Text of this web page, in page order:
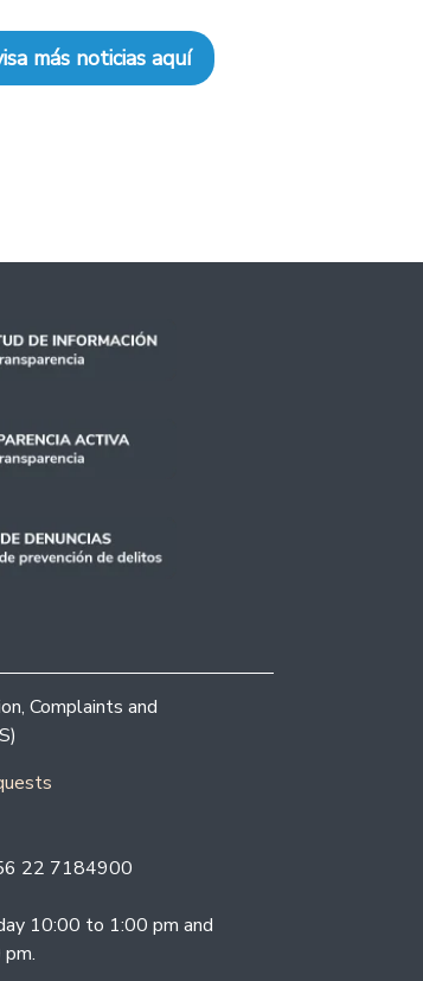
más noticias aquí
Complaints and
22 7184900
10:00 to 1:00 pm and